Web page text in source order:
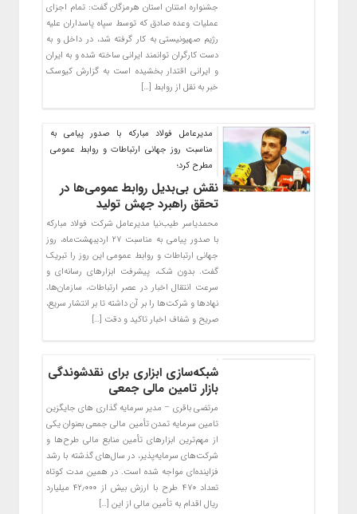
جشنواره امتنان استان هرمزگان گفت: تمام اجزای
عملیات وعده صادق که توسط سپاه پاسداران علیه
رژیم صهیونیستی به کار گرفته شد، در داخل و به
دست کارگران توانمند ایرانی ساخته شده و به ایران
و ایرانی اقتدار بخشیده است به گزارش کیوسک
خبر به نقل از روابط […]
مدیرعامل فولاد مبارکه با صدور پیامی به
مناسبت روز جهانی ارتباطات و روابط عمومی
مطرح کرد؛
نقش‌ بی‌بدیل روابط عمومی‌ها در
تحقق راهبرد جهش تولید
محمدیاسر طیب‌نیا مدیرعامل شرکت فولاد مبارکه
با صدور پیامی به مناسبت ۲۷ اردیبهشت‌ماه، روز
جهانی ارتباطات و روابط عمومی این روز را تبریک
گفت. بدون شک، پیشرفت ابزارهای رسانه‌ای و
سرعت انتقال اخبار در عصر ارتباطات، سازمان‌ها،
نهادها و شرکت‌ها را بر آن داشته تا بر انتشار سریع،
صریح و شفاف اخبار تاکید و دقت […]
شبکه‌سازی ابزاری برای نقدشوندگی
بازار تامین مالی جمعی
مرتضی باقری – مدیر سرمایه گذاری های جایگزین
تامین سرمایه تمدن تأمین مالی جمعی بعنوان یکی
از مهم‌ترین ابزارهای تأمین منابع مالی طرح‌ها و
شرکت‌های سرمایه‌پذیر، در سال‌های گذشته با رشد
فزاینده‌ای مواجه شده است. در همین مدت کوتاه
تعداد ۴۷۰ طرح با ارزش بیش از ۴۲٫۰۰۰ میلیارد
ریال اقدام به تأمین مالی از این […]